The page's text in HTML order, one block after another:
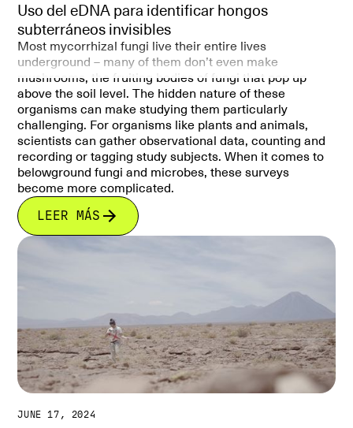
Uso del eDNA para identificar hongos
subterráneos invisibles
Most mycorrhizal fungi live their entire lives
underground – many of them don’t even make
mushrooms, the fruiting bodies of fungi that pop up
above the soil level. The hidden nature of these
organisms can make studying them particularly
challenging. For organisms like plants and animals,
scientists can gather observational data, counting and
recording or tagging study subjects. When it comes to
belowground fungi and microbes, these surveys
become more complicated.
LEER MÁS
JUNE 17, 2024